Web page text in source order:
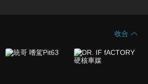
收合